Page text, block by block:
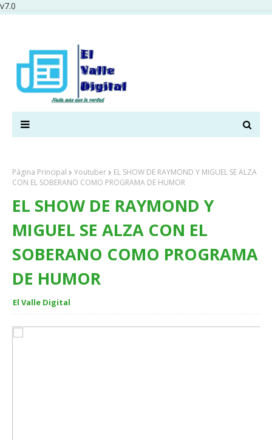
v7.0
Página Principal Youtuber
EL SHOW DE RAYMOND Y MIGUEL SE ALZA
CON EL SOBERANO COMO PROGRAMA DE HUMOR
EL SHOW DE RAYMOND Y
MIGUEL SE ALZA CON EL
SOBERANO COMO PROGRAMA
DE HUMOR
El Valle Digital